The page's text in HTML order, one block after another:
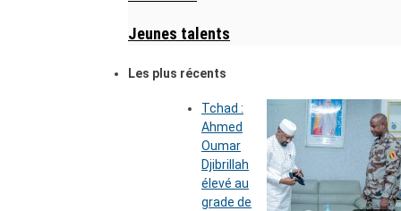
Jeunes talents
Les plus récents
Tchad :
Ahmed
Oumar
Djibrillah
élevé au
grade de